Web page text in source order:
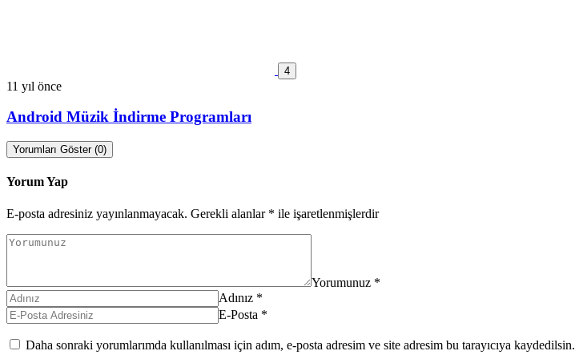
4
11 yıl önce
Android Müzik İndirme Programları
Yorumları Göster (0)
Yorum Yap
E-posta adresiniz yayınlanmayacak. Gerekli alanlar * ile işaretlenmişlerdir
Yorumunuz *
Adınız *
E-Posta *
Daha sonraki yorumlarımda kullanılması için adım, e-posta adresim ve site adresim bu tarayıcıya kaydedilsin.